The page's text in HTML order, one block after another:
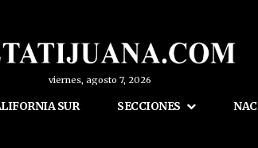
viernes, agosto 7, 2026
SUR SECCIONES